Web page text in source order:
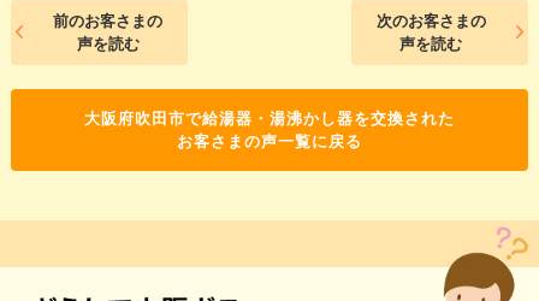
前のお客さまの
声を読む
次のお客さまの
声を読む
大阪府吹田市で給湯器・湯沸かし器を交換された
お客さまの声一覧に戻る